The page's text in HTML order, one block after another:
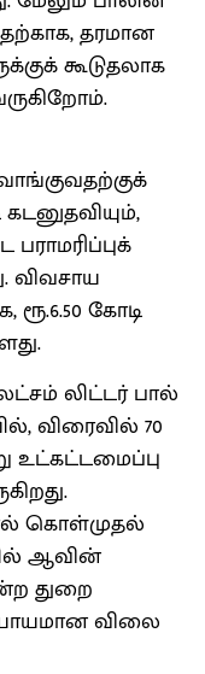
தரமான
கூடுதலாக
விவசாய
கோடி
லிட்டர் பால்
விரைவில் 70
உட்கட்டமைப்பு
கொள்முதல்
ஆவின்
துறை
விலை